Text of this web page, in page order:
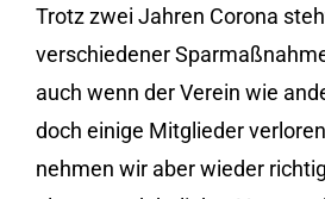
Trotz zwei Jahren Corona
verschiedener
auch wenn der Verein wie
doch einige Mitglieder
nehmen wir aber wieder